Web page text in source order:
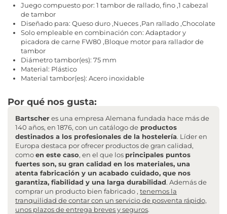
Juego compuesto por: 1 tambor de rallado, fino ,1 cabezal
de tambor
Diseñado para: Queso duro ,Nueces ,Pan rallado ,Chocolate
Solo empleable en combinación con: Adaptador y
picadora de carne FW80 ,Bloque motor para rallador de
tambor
Diámetro tambor(es): 75 mm
Material: Plástico
Material tambor(es): Acero inoxidable
Por qué nos gusta:
Bartscheres una empresa Alemana fundada hace más de
140 años, en 1876, con un catálogo de productos
destinados a los profesionales de la hostelería. Líder en
Europa destaca por ofrecer productos de gran calidad,
comoen este caso, en el que los principales puntos
fuertes son, su gran calidad en los materiales, una
atenta fabricación y un acabado cuidado, que nos
garantiza, fiabilidad y una larga durabilidad. Además de
comprar un producto bien fabricado , tenemos la
tranquilidad de contar con un servicio de posventa rápido,
unos plazos de entrega breves y seguros.